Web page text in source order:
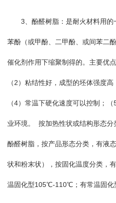
3、酚醛树脂：是耐火材料用
苯酚（或甲酚、二甲酚、或间苯二
催化剂作用下缩聚制得的。主要优
（2）粘结性好，成型的坯体强度
（4）常温下硬化速度可以控制；
业环境。 按加热性状或结构形态
酚醛树脂，按产品形态分类，有液
状和粉末状），按固化温度分类，
温固化型105℃-110℃；有常温固化